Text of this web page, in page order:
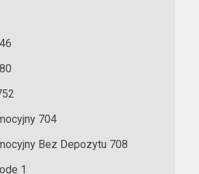
704
Bez Depozytu 708
1